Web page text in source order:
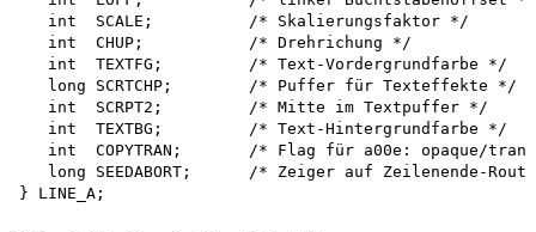
   int  SCALE;          /* Skalierungsfaktor */
   int  CHUP;           /* Drehrichung */
   int  TEXTFG;         /* Text-Vordergrundfarbe */
   long SCRTCHP;        /* Puffer für Texteffekte */
   int  SCRPT2;         /* Mitte im Textpuffer */
   int  TEXTBG;         /* Text-Hintergrundfarbe */
int  COPYTRAN;       /* Flag für a00e: opaque/
long SEEDABORT;      /* Zeiger auf Zeilenende-